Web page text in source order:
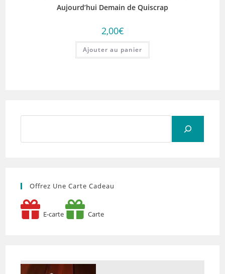
Aujourd’hui Demain de Quiscrap
2,00€
Ajouter au panier
Offrez Une Carte Cadeau
E-carte Carte